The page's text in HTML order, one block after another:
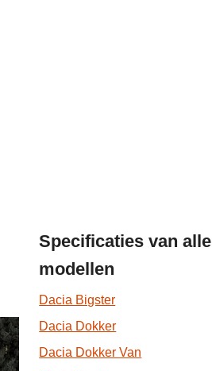
Specificaties van
modellen
Dacia Bigster
Dacia Dokker
Dacia Dokker Van